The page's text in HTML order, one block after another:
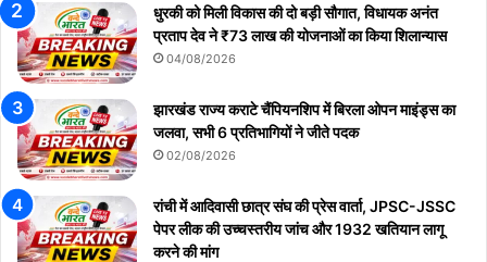
धुरकी को मिली विकास की दो बड़ी सौगात, विधायक अनंत
प्रताप देव ने ₹73 लाख की योजनाओं का किया शिलान्यास
04/08/2026
झारखंड राज्य कराटे चैंपियनशिप में बिरला ओपन माइंड्स का
जलवा, सभी 6 प्रतिभागियों ने जीते पदक
02/08/2026
रांची में आदिवासी छात्र संघ की प्रेस वार्ता, JPSC-JSSC
पेपर लीक की उच्चस्तरीय जांच और 1932 खतियान लागू
करने की मांग